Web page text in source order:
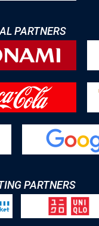
PARTNERS
PARTNERS